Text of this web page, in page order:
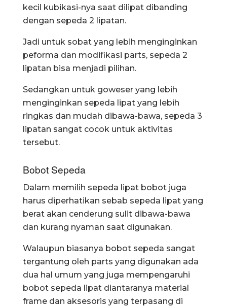
kecil kubikasi-nya saat dilipat dibanding
dengan sepeda 2 lipatan.
Jadi untuk sobat yang lebih menginginkan
peforma dan modifikasi parts, sepeda 2
lipatan bisa menjadi pilihan.
Sedangkan untuk goweser yang lebih
menginginkan sepeda lipat yang lebih
ringkas dan mudah dibawa-bawa, sepeda 3
lipatan sangat cocok untuk aktivitas
tersebut.
Bobot Sepeda
Dalam memilih sepeda lipat bobot juga
harus diperhatikan sebab sepeda lipat yang
berat akan cenderung sulit dibawa-bawa
dan kurang nyaman saat digunakan.
Walaupun biasanya bobot sepeda sangat
tergantung oleh parts yang digunakan ada
dua hal umum yang juga mempengaruhi
bobot sepeda lipat diantaranya material
frame dan aksesoris yang terpasang di